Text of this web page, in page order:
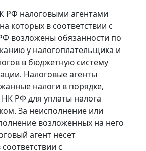
РФ налоговыми агентами
которых в соответствии с
возложены обязанности по
у налогоплательщика и
в бюджетную систему
Налоговые агенты
налоги в порядке,
РФ для уплаты налога
За неисполнение или
возложенных на него
агент несет
с